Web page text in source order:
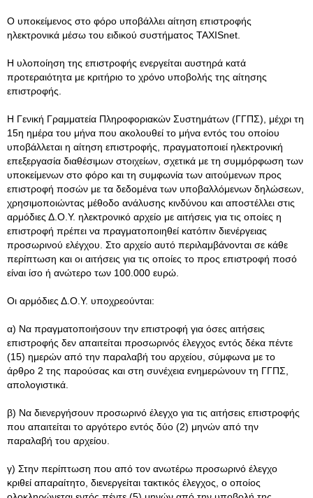
Ο υποκείμενος στο φόρο υποβάλλει αίτηση επιστροφής
ηλεκτρονικά μέσω του ειδικού συστήματος TAXISnet.
Η υλοποίηση της επιστροφής ενεργείται αυστηρά κατά
προτεραιότητα με κριτήριο το χρόνο υποβολής της αίτησης
επιστροφής.
H Γενική Γραμματεία Πληροφοριακών Συστημάτων (ΓΓΠΣ), μέχρι τη
15η ημέρα του μήνα που ακολουθεί το μήνα εντός του οποίου
υποβάλλεται η αίτηση επιστροφής, πραγματοποιεί ηλεκτρονική
επεξεργασία διαθέσιμων στοιχείων, σχετικά με τη συμμόρφωση των
υποκείμενων στο φόρο και τη συμφωνία των αιτούμενων προς
επιστροφή ποσών με τα δεδομένα των υποβαλλόμενων δηλώσεων,
χρησιμοποιώντας μέθοδο ανάλυσης κινδύνου και αποστέλλει στις
αρμόδιες Δ.Ο.Υ. ηλεκτρονικό αρχείο με αιτήσεις για τις οποίες η
επιστροφή πρέπει να πραγματοποιηθεί κατόπιν διενέργειας
προσωρινού ελέγχου. Στο αρχείο αυτό περιλαμβάνονται σε κάθε
περίπτωση και οι αιτήσεις για τις οποίες το προς επιστροφή ποσό
είναι ίσο ή ανώτερο των 100.000 ευρώ.
Οι αρμόδιες Δ.Ο.Υ. υποχρεούνται:
α) Να πραγματοποιήσουν την επιστροφή για όσες αιτήσεις
επιστροφής δεν απαιτείται προσωρινός έλεγχος εντός δέκα πέντε
(15) ημερών από την παραλαβή του αρχείου, σύμφωνα με το
άρθρο 2 της παρούσας και στη συνέχεια ενημερώνουν τη ΓΓΠΣ,
απολογιστικά.
β) Να διενεργήσουν προσωρινό έλεγχο για τις αιτήσεις επιστροφής
που απαιτείται το αργότερο εντός δύο (2) μηνών από την
παραλαβή του αρχείου.
γ) Στην περίπτωση που από τον ανωτέρω προσωρινό έλεγχο
κριθεί απαραίτητο, διενεργείται τακτικός έλεγχος, ο οποίος